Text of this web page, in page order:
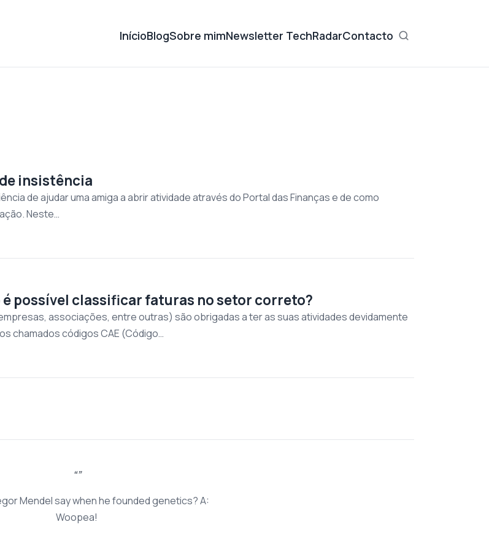
InícioBlogSobre mimNewsletter TechRadarContacto
insistência
de ajudar uma amiga a abrir atividade através do Portal das Finanças e de como
Neste…
é possível classificar faturas no setor correto?
associações, entre outras) são obrigadas a ter as suas atividades devidamente
chamados códigos CAE (Código…
Mendel say when he founded genetics? A:
Woopea!